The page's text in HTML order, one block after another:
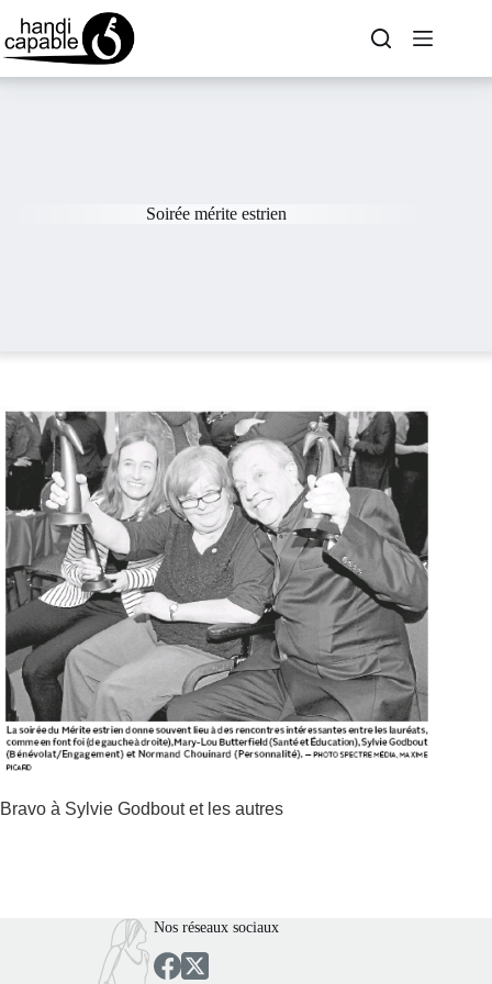
Soirée mérite estrien
Bravo à Sylvie Godbout et les autres
Nos réseaux sociaux